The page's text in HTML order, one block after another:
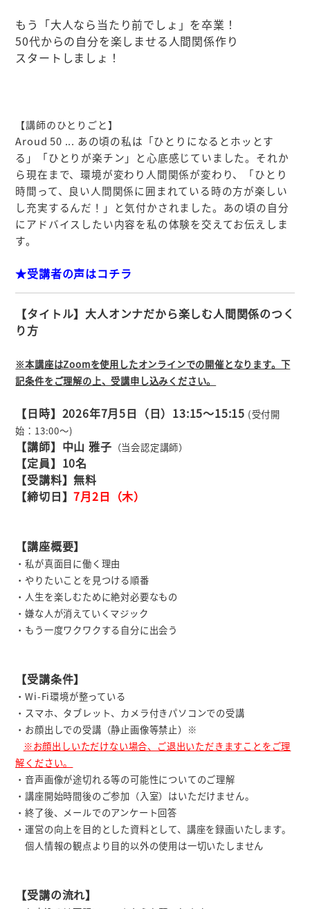
もう「大人なら当たり前でしょ」を卒業！
50代からの自分を楽しませる人間関係作り
スタートしましょ！
【講師のひとりごと】
Aroud 50 ... あの頃の私は「ひとりになるとホッとす
る」「ひとりが楽チン」と心底感じていました。それか
ら現在まで、環境が変わり人間関係が変わり、「ひとり
時間って、良い人間関係に囲まれている時の方が楽しい
し充実するんだ！」と気付かされました。あの頃の自分
にアドバイスしたい内容を私の体験を交えてお伝えしま
す。
★受講者の声はコチラ
【タイトル】大人オンナだから楽しむ人間関係のつく
り方
※本講座はZoomを使用したオンラインでの開催となります。下
記条件をご理解の上、受講申し込みください。
【日時】2026年7月5日（日）13:15～15:15 (受付開
始：13:00～)
【講師】中山 雅子 （当会認定講師）
【定員】10名
【受講料】無料
【締切日】7月2日（木）
【講座概要】
・私が真面目に働く理由
・やりたいことを見つける順番
・人生を楽しむために絶対必要なもの
・嫌な人が消えていくマジック
・もう一度ワクワクする自分に出会う
【受講条件】
・Wi-Fi環境が整っている
・スマホ、タブレット、カメラ付きパソコンでの受講
・お顔出しでの受講（静止画像等禁止）※
※お顔出しいただけない場合、ご退出いただきますことをご理
解ください。
・音声画像が途切れる等の可能性についてのご理解
・講座開始時間後のご参加（入室）はいただけません。
・終了後、メールでのアンケート回答
・運営の向上を目的とした資料として、講座を録画いたします。
個人情報の観点より目的以外の使用は一切いたしません
【受講の流れ】